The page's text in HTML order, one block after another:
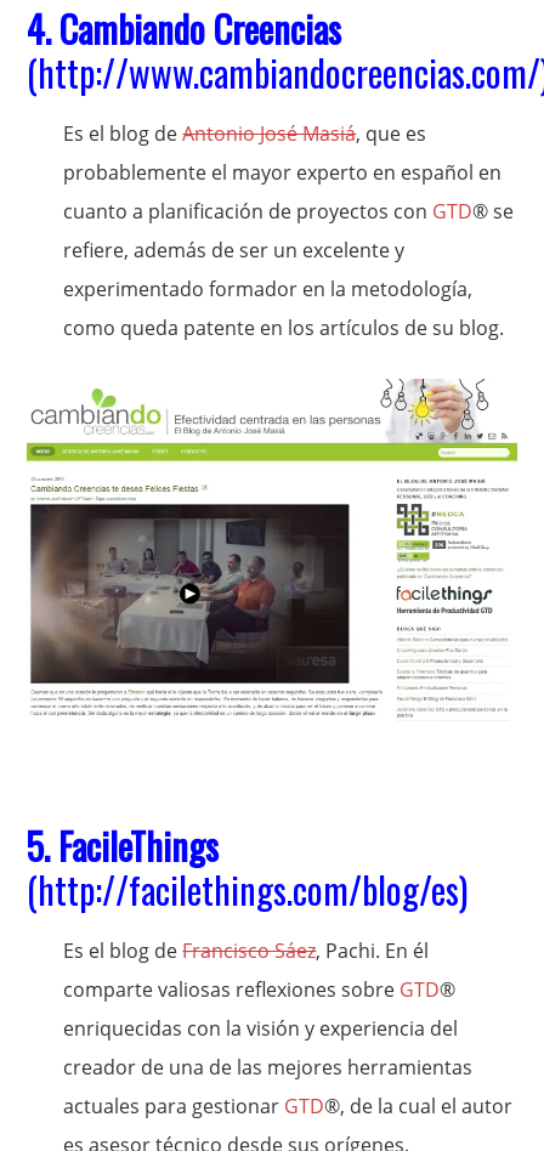
4. Cambiando Creencias
(http://www.cambiandocreencias.com/
Es el blog deAntonio José Masiá, que es
probablemente el mayor experto en español en
cuanto a planificación de proyectos con GTD® se
refiere, además de ser un excelente y
experimentado formador en la metodología,
como queda patente en los artículos de su blog.
5. FacileThings
(http://facilethings.com/blog/es)
Es el blog deFrancisco Sáez, Pachi. En él
comparte valiosas reflexiones sobre GTD®
enriquecidas con la visión y experiencia del
creador de una de las mejores herramientas
actuales para gestionar GTD®, de la cual el autor
es asesor técnico desde sus orígenes.